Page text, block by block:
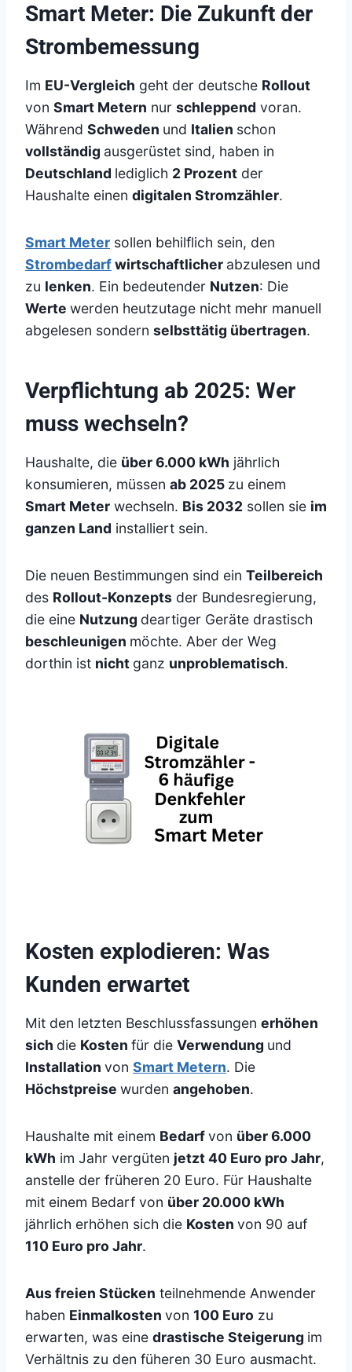
Smart Meter: Die Zukunft der
Strombemessung
Im EU-Vergleich geht der deutsche Rollout
von Smart Metern nur schleppend voran.
Während Schweden und Italien schon
vollständig ausgerüstet sind, haben in
Deutschland lediglich 2 Prozent der
Haushalte einen digitalen Stromzähler.
Smart Meter sollen behilflich sein, den
Strombedarfwirtschaftlicher abzulesen und
zu lenken. Ein bedeutender Nutzen: Die
Werte werden heutzutage nicht mehr manuell
abgelesen sondern selbsttätig übertragen.
Verpflichtung ab 2025: Wer
muss wechseln?
Haushalte, die über 6.000 kWh jährlich
konsumieren, müssen ab 2025 zu einem
Smart Meter wechseln. Bis 2032 sollen sie im
ganzen Land installiert sein.
Die neuen Bestimmungen sind ein Teilbereich
des Rollout-Konzepts der Bundesregierung,
die eine Nutzung deartiger Geräte drastisch
beschleunigen möchte. Aber der Weg
dorthin ist nicht ganz unproblematisch.
Kosten explodieren: Was
Kunden erwartet
Mit den letzten Beschlussfassungen erhöhen
sich die Kosten für die Verwendung und
Installation von Smart Metern. Die
Höchstpreise wurden angehoben.
Haushalte mit einem Bedarfvon über 6.000
kWh im Jahr vergüten jetzt 40 Euro pro Jahr,
anstelle der früheren 20 Euro. Für Haushalte
mit einem Bedarf von über 20.000 kWh
jährlich erhöhen sich die Kosten von 90 auf
110 Euro pro Jahr.
Aus freien Stücken teilnehmende Anwender
haben Einmalkosten von 100 Euro zu
erwarten, was eine drastische Steigerung im
Verhältnis zu den füheren 30 Euro ausmacht.